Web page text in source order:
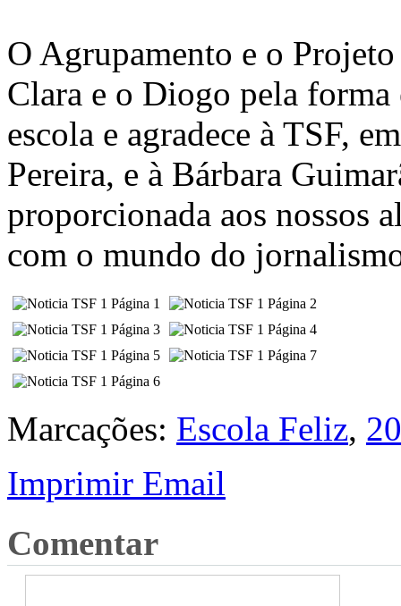
O Agrupamento e o
Clara e o Diogo pela forma
escola e agradece à TSF,
Pereira, e à Bárbara
proporcionada aos nossos
com o mundo do
Marcações: Escola Feliz,
Imprimir Email
Comentar